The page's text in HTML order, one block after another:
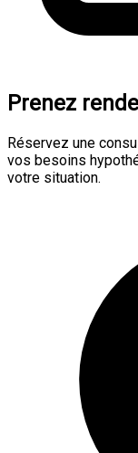
Prenez
Réservez une
vos besoins
votre situation.